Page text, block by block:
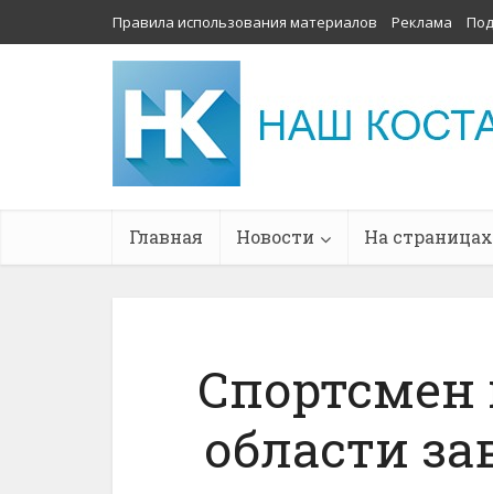
Правила использования материалов Реклама
Главная Новости На
Спортсмен
области